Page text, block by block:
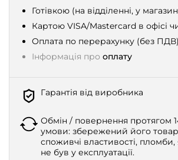
Готівкою (на відділенні, у
Картою VISA/Mastercard в офісі
Оплата по перерахунку (без ПДВ)
Інформація про оплату
Гарантія від виробника
Обмін / повернення протягом
умови: збережений його
споживчі властивості, пломби,
не був у експлуатації.